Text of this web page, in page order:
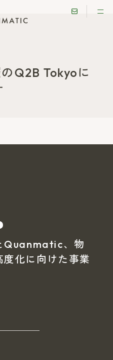
Q2B Tokyoに
Quanmatic、物
化に向けた事業